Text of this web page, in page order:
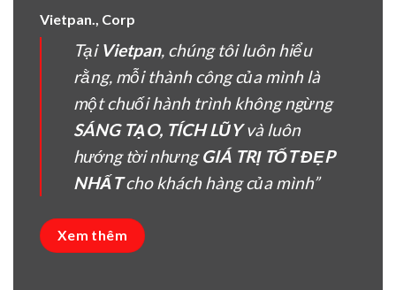
Vietpan., Corp
Tại Vietpan, chúng tôi luôn hiểu
rằng, mỗi thành công của mình là
một chuối hành trình không ngừng
SÁNG TẠO, TÍCH LŨYvà luôn
hướng tời nhưngGIÁ TRỊ TỐT ĐẸP
NHẤTcho khách hàng của mình”
Xem thêm